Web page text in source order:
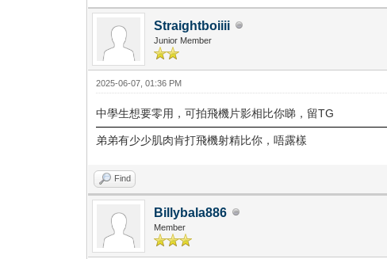
Straightboiiii
Junior Member
2025-06-07, 01:36 PM
中學生想要零用，可拍飛機片影相比你睇，留TG
弟弟有少少肌肉肯打飛機射精比你，唔露樣
Find
Billybala886
Member